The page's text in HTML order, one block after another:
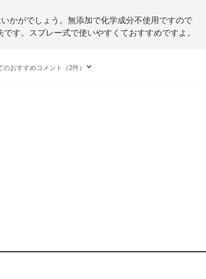
かがでしょう。無添加で化学成分不使用ですので
す。スプレー式で使いやすくておすすめですよ。
のおすすめコメント（2件）